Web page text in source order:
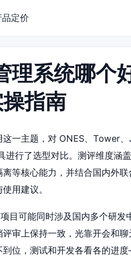
定价
理系统哪个
指南
一主题，对 ONES、Tower、
行了选型对比。测评维度涵
等核心能力，并结合国内外
用建议。
目可能同时涉及国内多个研发
审上保持一致，光靠开会和聊
到位，测试和开发各看各的进